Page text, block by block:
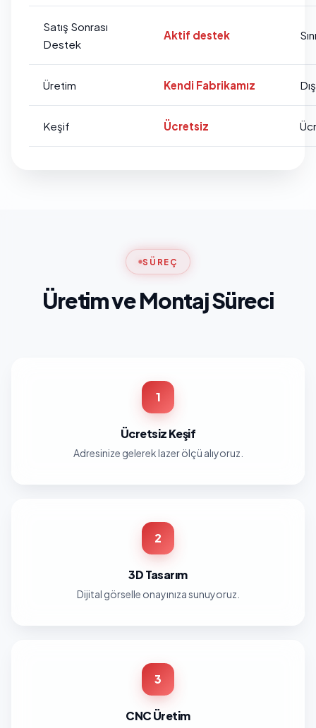
Satış Sonrası
Destek
Aktif destek
Üretim Kendi Fabrikamız
Keşif Ücretsiz
SÜREÇ
Üretim ve Montaj Süreci
1
Ücretsiz Keşif
Adresinize gelerek lazer ölçü alıyoruz.
2
3D Tasarım
Dijital görselle onayınıza sunuyoruz.
3
CNC Üretim